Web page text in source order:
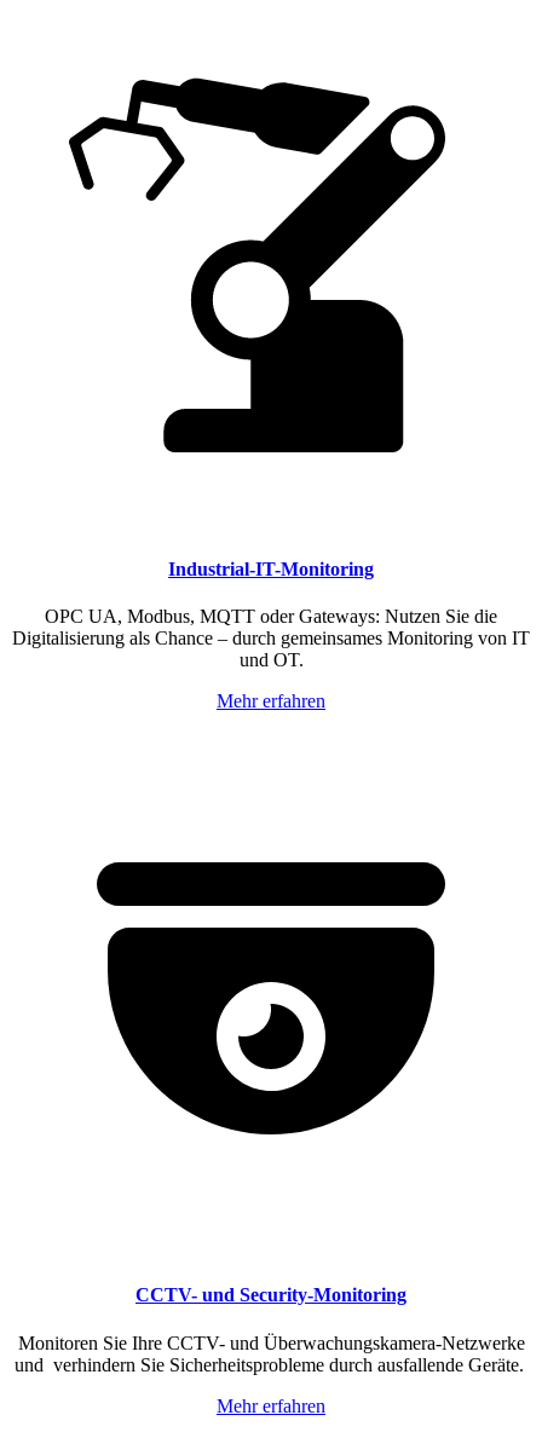
Industrial-IT-Monitoring
OPC UA, Modbus, MQTT oder Gateways: Nutzen Sie die
Digitalisierung als Chance – durch gemeinsames Monitoring von IT
und OT.
Mehr erfahren
CCTV- und Security-Monitoring
Monitoren Sie Ihre CCTV- und Überwachungskamera-Netzwerke
und verhindern Sie Sicherheitsprobleme durch ausfallende Geräte.
Mehr erfahren